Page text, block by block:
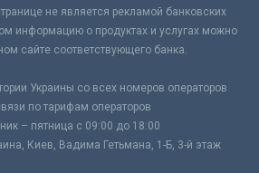
не является рекламой банковских
информацию о продуктах и услугах можно
сайте соответствующего банка.
Украины со всех номеров операторов
по тарифам операторов
– пятница с 09:00 до 18:00
Киев, Вадима Гетьмана, 1-Б, 3-й этаж